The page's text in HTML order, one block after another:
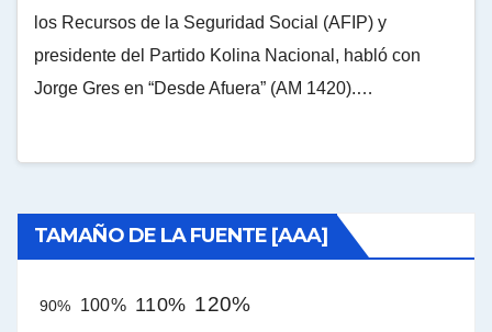
los Recursos de la Seguridad Social (AFIP) y
presidente del Partido Kolina Nacional, habló con
Jorge Gres en “Desde Afuera” (AM 1420).…
TAMAÑO DE LA FUENTE [AAA]
90% 100% 110% 120%